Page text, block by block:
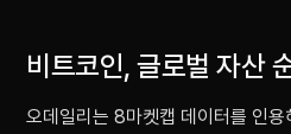
비트코인, 글로벌 자산
오데일리는 8마켓캡 데이터를 인